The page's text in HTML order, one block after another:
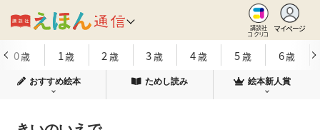
講談社
コクリコ
マイページ
0歳 1歳 2 歳 3歳 4歳 5歳 6歳
おすすめ絵本 ためし読み 絵本新人賞